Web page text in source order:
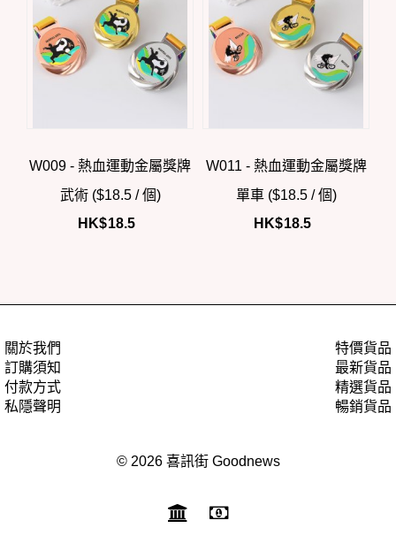
W009 - 熱血運動金屬獎牌
武術 ($18.5 / 個)
HK$18.5
W011 - 熱血運動金屬獎牌
單車 ($18.5 / 個)
HK$18.5
關於我們
訂購須知
付款方式
私隱聲明
特價貨品
最新貨品
精選貨品
暢銷貨品
© 2026 喜訊街 Goodnews